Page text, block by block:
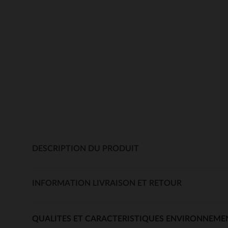
DESCRIPTION DU PRODUIT
INFORMATION LIVRAISON ET RETOUR
QUALITES ET CARACTERISTIQUES